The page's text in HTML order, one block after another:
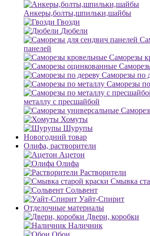
Анкеры,болты,шпильки,шайбы
Гвозди
Дюбели
панелей
Саморезы
Саморезы по
Саморезы
металлу с пресшайбой
Хомуты
Шурупы
Новогодний товар
Олифа, растворители
Ацетон
Олифа
Растворители
Смывка
Сольвент
Уайт-Спирит
Отделочные материалы
Двери, коробки
Наличник
Обои